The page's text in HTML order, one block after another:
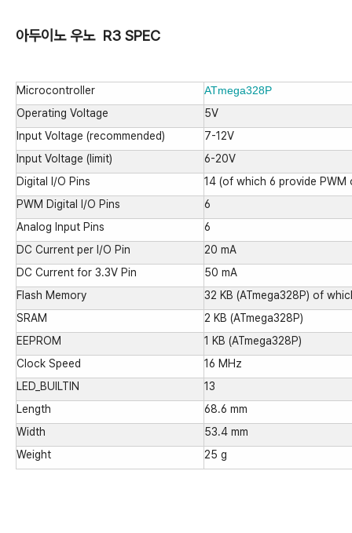
아두이노 우노 R3 SPEC
Microcontroller
ATmega328P
Operating Voltage
5V
Input Voltage (recommended)
7-12V
Input Voltage (limit)
6-20V
Digital I/O Pins
14 (of which 6 provide PWM
PWM Digital I/O Pins
6
Analog Input Pins
6
DC Current per I/O Pin
20 mA
DC Current for 3.3V Pin
50 mA
Flash Memory
32 KB (ATmega328P) of
SRAM
2 KB (ATmega328P)
EEPROM
1 KB (ATmega328P)
Clock Speed
16 MHz
LED_BUILTIN
13
Length
68.6 mm
Width
53.4 mm
Weight
25 g